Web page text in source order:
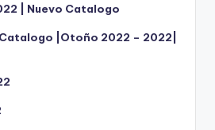
| Nuevo Catalogo
|Otoño 2022 – 2022|